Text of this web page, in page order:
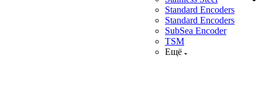
Standard Encoders
Standard Encoders
SubSea Encoder
TSM
Ещё